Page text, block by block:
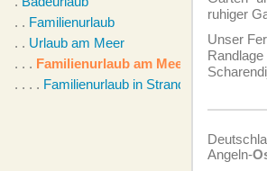
. . Familienurlaub
. . Urlaub am Meer
. . . Familienurlaub am Meer
. . . . Familienurlaub in Strandnähe
ruhiger
Unser
Angeln-